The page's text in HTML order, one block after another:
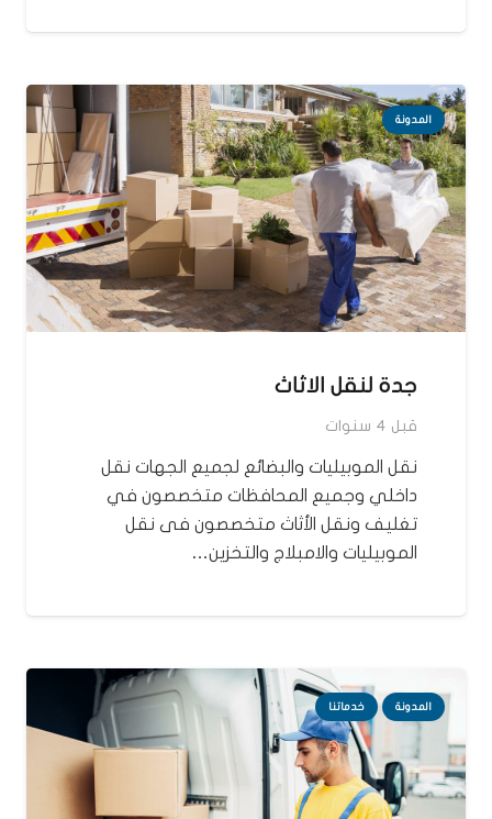
المدونة
جدة لنقل الاثاث
قبل 4 سنوات
نقل الموبيليات والبضائع لجميع الجهات نقل
داخلي وجميع المحافظات متخصصون في
تغليف ونقل الأثاث متخصصون فى نقل
الموبيليات والامبلاج والتخزين…
المدونة خدماتنا